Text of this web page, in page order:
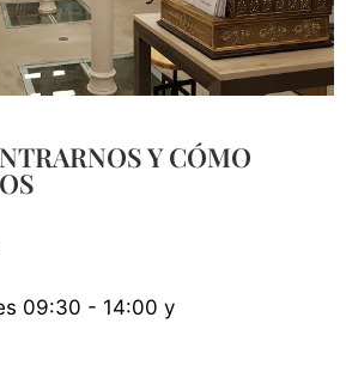
Y CÓMO
09:30 - 14:00 y